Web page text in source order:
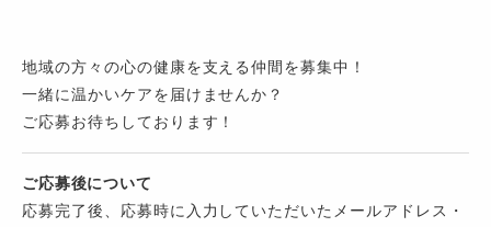
地域の方々の心の健康を支える仲間を募集中！
一緒に温かいケアを届けませんか？
ご応募お待ちしております！
ご応募後について
応募完了後、応募時に入力していただいたメールアドレス・